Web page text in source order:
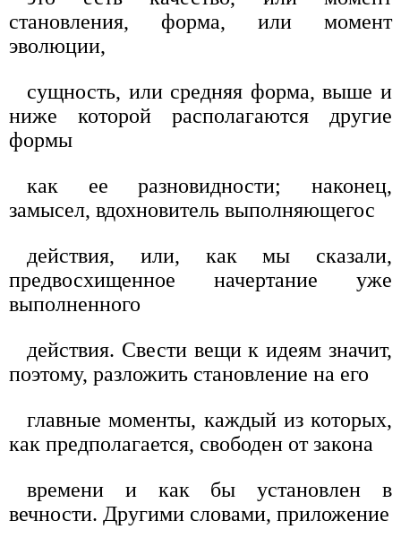
становления, форма, или момент
эволюции,
сущность, или средняя форма, выше и
ниже которой располагаются другие
формы
как ее разновидности; наконец,
замысел, вдохновитель выполняющегос
действия, или, как мы сказали,
предвосхищенное начертание уже
выполненного
действия. Свести вещи к идеям значит,
поэтому, разложить становление на его
главные моменты, каждый из которых,
как предполагается, свободен от закона
времени и как бы установлен в
вечности. Другими словами, приложение